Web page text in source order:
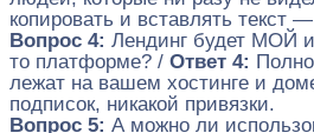
копировать и вставлять текст
Вопрос 4: Лендинг будет МОЙ
то платформе? / Ответ 4:
лежат на вашем хостинге и
подписок, никакой привязки.
Вопрос 5: А можно ли